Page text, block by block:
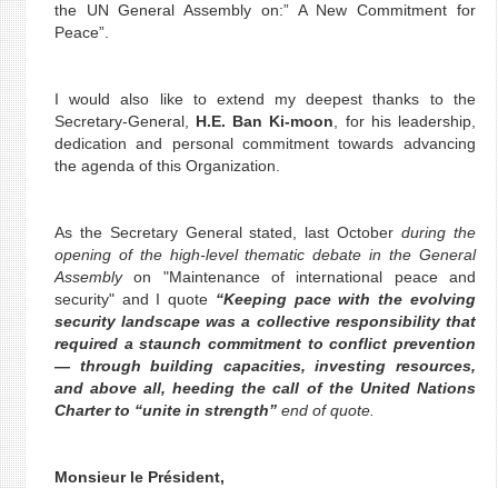
the UN General Assembly on:” A New Commitment for
Peace”.
I would also like to extend my deepest thanks to the
Secretary-General, H.E. Ban Ki-moon , for his leadership,
dedication and personal commitment towards advancing
the agenda of this Organization.
As the Secretary General stated, last October during the
opening of the high-level thematic debate in the General
Assemblyon "Maintenance of international peace and
security" and I quote “Keeping pace with the evolving
security landscape was a collective responsibility that
required a staunch commitment to conflict prevention
— through building capacities, investing resources,
and above all, heeding the call of the United Nations
Charter to “unite in strength”end of quote.
Monsieur le Président,